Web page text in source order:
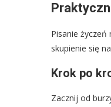
Pisanie
skupienie się
Krok po
Zacznij od